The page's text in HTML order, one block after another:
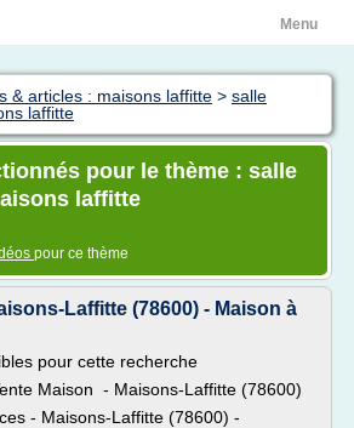
Menu
& articles : maisons laffitte > salle
laffitte
pour le thème : salle
laffitte
pour ce thème
Laffitte (78600) - Maison à
pour cette recherche
Maison - Maisons-Laffitte (78600)
- Maisons-Laffitte (78600) -